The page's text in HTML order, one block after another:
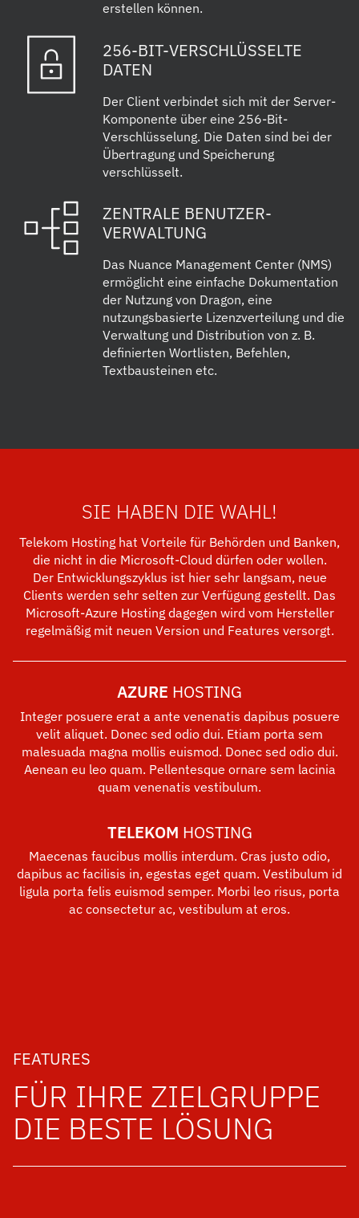
erstellen können.
256-BIT-VERSCHLÜSSELTE
DATEN
Der Client verbindet sich mit der Server-
Komponente über eine 256-Bit-
Verschlüsselung. Die Daten sind bei der
Übertragung und Speicherung
verschlüsselt.
ZENTRALE BENUTZER-
VERWALTUNG
Das Nuance Management Center (NMS)
ermöglicht eine einfache Dokumentation
der Nutzung von Dragon, eine
nutzungsbasierte Lizenzverteilung und die
Verwaltung und Distribution von z. B.
definierten Wortlisten, Befehlen,
Textbausteinen etc.
SIE HABEN DIE WAHL!
Telekom Hosting hat Vorteile für Behörden und Banken,
die nicht in die Microsoft-Cloud dürfen oder wollen.
Der Entwicklungszyklus ist hier sehr langsam, neue
Clients werden sehr selten zur Verfügung gestellt. Das
Microsoft-Azure Hosting dagegen wird vom Hersteller
regelmäßig mit neuen Version und Features versorgt.
AZURE HOSTING
Integer posuere erat a ante venenatis dapibus posuere
velit aliquet. Donec sed odio dui. Etiam porta sem
malesuada magna mollis euismod. Donec sed odio dui.
Aenean eu leo quam. Pellentesque ornare sem lacinia
quam venenatis vestibulum.
TELEKOM HOSTING
Maecenas faucibus mollis interdum. Cras justo odio,
dapibus ac facilisis in, egestas eget quam. Vestibulum id
ligula porta felis euismod semper. Morbi leo risus, porta
ac consectetur ac, vestibulum at eros.
FEATURES
FÜR IHRE ZIELGRUPPE
DIE BESTE LÖSUNG